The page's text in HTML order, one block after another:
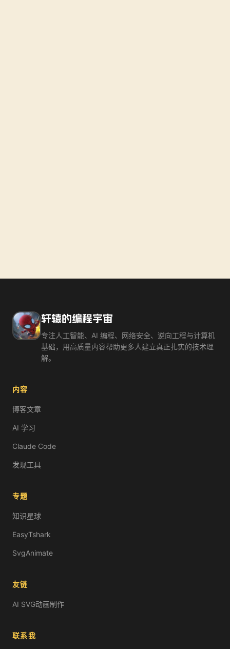
轩辕的编程宇宙
专注人工智能、AI 编程、网络安全、逆向工程与计算机
基础，用高质量内容帮助更多人建立真正扎实的技术理
解。
内容
博客文章
AI 学习
Claude Code
发现工具
专题
知识星球
EasyTshark
SvgAnimate
友链
AI SVG动画制作
联系我